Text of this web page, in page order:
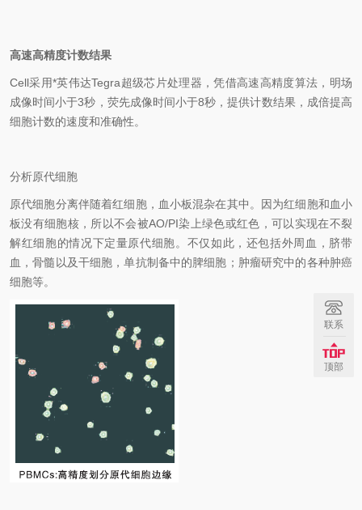
高速高精度计数结果
Cell采用*英伟达Tegra超级芯片处理器，凭借高速高精度算法，明场
成像时间小于3秒，荧先成像时间小于8秒，提供计数结果，成倍提高
细胞计数的速度和准确性。
分析原代细胞
原代细胞分离伴随着红细胞，血小板混杂在其中。因为红细胞和血小
板没有细胞核，所以不会被AO/PI染上绿色或红色，可以实现在不裂
解红细胞的情况下定量原代细胞。不仅如此，还包括外周血，脐带
血，骨髓以及干细胞，单抗制备中的脾细胞；肿瘤研究中的各种肿癌
细胞等。
联系
顶部